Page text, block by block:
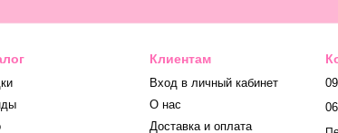
Клиентам
Вход в личный кабинет
О нас
Доставка и оплата